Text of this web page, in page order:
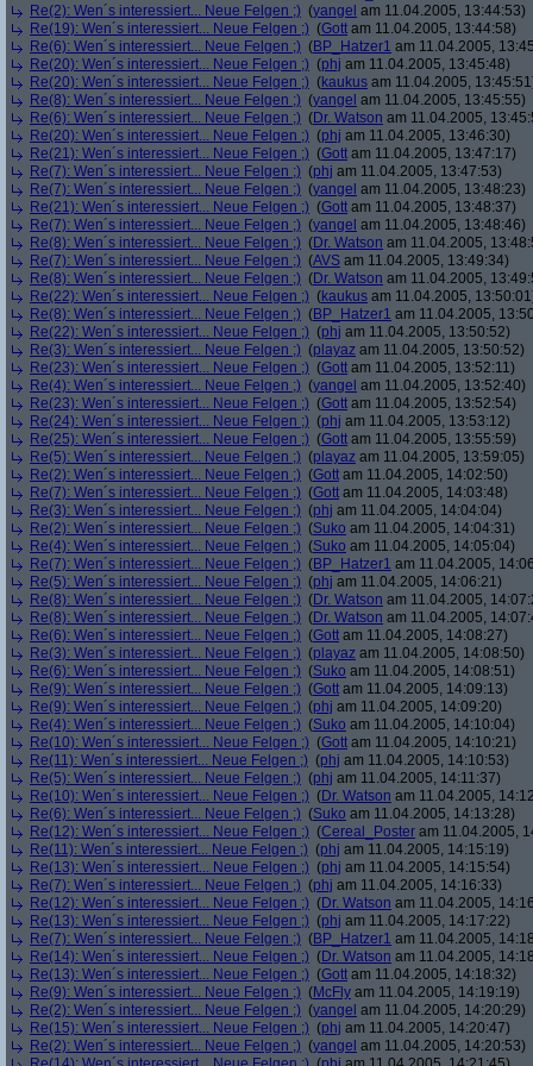
Re(2): Wen´s interessiert... Neue Felgen ;) (yangel am 11.04.2005, 13:44:53)
Re(19): Wen´s interessiert... Neue Felgen ;) (Gott am 11.04.2005, 13:44:58)
Re(6): Wen´s interessiert... Neue Felgen ;) (BP_Hatzer1 am 11.04.2005,
Re(20): Wen´s interessiert... Neue Felgen ;) (phj am 11.04.2005, 13:45:48)
Re(20): Wen´s interessiert... Neue Felgen ;) (kaukus am 11.04.2005,
Re(8): Wen´s interessiert... Neue Felgen ;) (yangel am 11.04.2005, 13:45:55)
Re(6): Wen´s interessiert... Neue Felgen ;) (Dr. Watson am 11.04.2005,
Re(20): Wen´s interessiert... Neue Felgen ;) (phj am 11.04.2005, 13:46:30)
Re(21): Wen´s interessiert... Neue Felgen ;) (Gott am 11.04.2005, 13:47:17)
Re(7): Wen´s interessiert... Neue Felgen ;) (phj am 11.04.2005, 13:47:53)
Re(7): Wen´s interessiert... Neue Felgen ;) (yangel am 11.04.2005, 13:48:23)
Re(21): Wen´s interessiert... Neue Felgen ;) (Gott am 11.04.2005, 13:48:37)
Re(7): Wen´s interessiert... Neue Felgen ;) (yangel am 11.04.2005, 13:48:46)
Re(8): Wen´s interessiert... Neue Felgen ;) (Dr. Watson am 11.04.2005,
Re(7): Wen´s interessiert... Neue Felgen ;) (AVS am 11.04.2005, 13:49:34)
Re(8): Wen´s interessiert... Neue Felgen ;) (Dr. Watson am 11.04.2005,
Re(22): Wen´s interessiert... Neue Felgen ;) (kaukus am 11.04.2005,
Re(8): Wen´s interessiert... Neue Felgen ;) (BP_Hatzer1 am 11.04.2005,
Re(22): Wen´s interessiert... Neue Felgen ;) (phj am 11.04.2005, 13:50:52)
Re(3): Wen´s interessiert... Neue Felgen ;) (playaz am 11.04.2005, 13:50:52)
Re(23): Wen´s interessiert... Neue Felgen ;) (Gott am 11.04.2005, 13:52:11)
Re(4): Wen´s interessiert... Neue Felgen ;) (yangel am 11.04.2005, 13:52:40)
Re(23): Wen´s interessiert... Neue Felgen ;) (Gott am 11.04.2005, 13:52:54)
Re(24): Wen´s interessiert... Neue Felgen ;) (phj am 11.04.2005, 13:53:12)
Re(25): Wen´s interessiert... Neue Felgen ;) (Gott am 11.04.2005, 13:55:59)
Re(5): Wen´s interessiert... Neue Felgen ;) (playaz am 11.04.2005, 13:59:05)
Re(2): Wen´s interessiert... Neue Felgen ;) (Gott am 11.04.2005, 14:02:50)
Re(7): Wen´s interessiert... Neue Felgen ;) (Gott am 11.04.2005, 14:03:48)
Re(3): Wen´s interessiert... Neue Felgen ;) (phj am 11.04.2005, 14:04:04)
Re(2): Wen´s interessiert... Neue Felgen ;) (Suko am 11.04.2005, 14:04:31)
Re(4): Wen´s interessiert... Neue Felgen ;) (Suko am 11.04.2005, 14:05:04)
Re(7): Wen´s interessiert... Neue Felgen ;) (BP_Hatzer1 am 11.04.2005,
Re(5): Wen´s interessiert... Neue Felgen ;) (phj am 11.04.2005, 14:06:21)
Re(8): Wen´s interessiert... Neue Felgen ;) (Dr. Watson am 11.04.2005,
Re(8): Wen´s interessiert... Neue Felgen ;) (Dr. Watson am 11.04.2005,
Re(6): Wen´s interessiert... Neue Felgen ;) (Gott am 11.04.2005, 14:08:27)
Re(3): Wen´s interessiert... Neue Felgen ;) (playaz am 11.04.2005, 14:08:50)
Re(6): Wen´s interessiert... Neue Felgen ;) (Suko am 11.04.2005, 14:08:51)
Re(9): Wen´s interessiert... Neue Felgen ;) (Gott am 11.04.2005, 14:09:13)
Re(9): Wen´s interessiert... Neue Felgen ;) (phj am 11.04.2005, 14:09:20)
Re(4): Wen´s interessiert... Neue Felgen ;) (Suko am 11.04.2005, 14:10:04)
Re(10): Wen´s interessiert... Neue Felgen ;) (Gott am 11.04.2005, 14:10:21)
Re(11): Wen´s interessiert... Neue Felgen ;) (phj am 11.04.2005, 14:10:53)
Re(5): Wen´s interessiert... Neue Felgen ;) (phj am 11.04.2005, 14:11:37)
Re(10): Wen´s interessiert... Neue Felgen ;) (Dr. Watson am 11.04.2005,
Re(6): Wen´s interessiert... Neue Felgen ;) (Suko am 11.04.2005, 14:13:28)
Re(12): Wen´s interessiert... Neue Felgen ;) (Cereal_Poster am 11.04.2005,
Re(11): Wen´s interessiert... Neue Felgen ;) (phj am 11.04.2005, 14:15:19)
Re(13): Wen´s interessiert... Neue Felgen ;) (phj am 11.04.2005, 14:15:54)
Re(7): Wen´s interessiert... Neue Felgen ;) (phj am 11.04.2005, 14:16:33)
Re(12): Wen´s interessiert... Neue Felgen ;) (Dr. Watson am 11.04.2005,
Re(13): Wen´s interessiert... Neue Felgen ;) (phj am 11.04.2005, 14:17:22)
Re(7): Wen´s interessiert... Neue Felgen ;) (BP_Hatzer1 am 11.04.2005,
Re(14): Wen´s interessiert... Neue Felgen ;) (Dr. Watson am 11.04.2005,
Re(13): Wen´s interessiert... Neue Felgen ;) (Gott am 11.04.2005, 14:18:32)
Re(9): Wen´s interessiert... Neue Felgen ;) (McFly am 11.04.2005, 14:19:19)
Re(2): Wen´s interessiert... Neue Felgen ;) (yangel am 11.04.2005, 14:20:29)
Re(15): Wen´s interessiert... Neue Felgen ;) (phj am 11.04.2005, 14:20:47)
Re(2): Wen´s interessiert... Neue Felgen ;) (yangel am 11.04.2005, 14:20:53)